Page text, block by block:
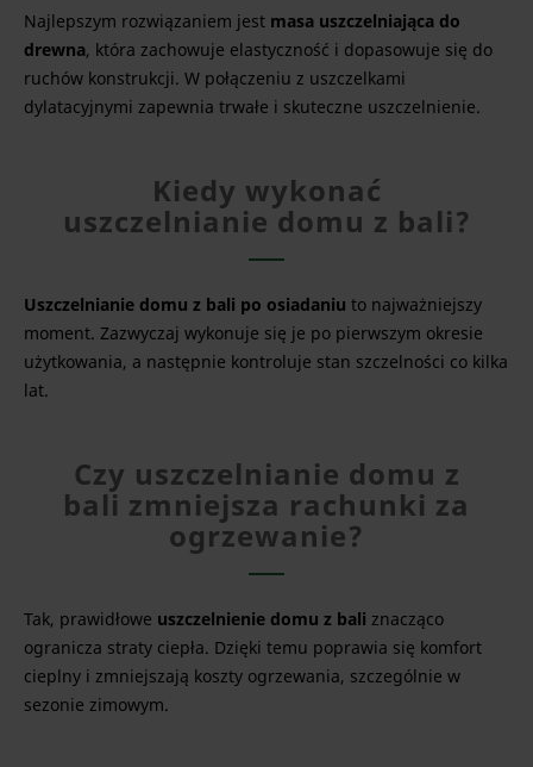
Najlepszym rozwiązaniem jest masa uszczelniająca do
drewna, która zachowuje elastyczność i dopasowuje się do
ruchów konstrukcji. W połączeniu z uszczelkami
dylatacyjnymi zapewnia trwałe i skuteczne uszczelnienie.
Kiedy wykonać
uszczelnianie domu z bali?
Uszczelnianie domu z bali po osiadaniu to najważniejszy
moment. Zazwyczaj wykonuje się je po pierwszym okresie
użytkowania, a następnie kontroluje stan szczelności co kilka
lat.
Czy uszczelnianie domu z
bali zmniejsza rachunki za
ogrzewanie?
Tak, prawidłowe uszczelnienie domu z bali znacząco
ogranicza straty ciepła. Dzięki temu poprawia się komfort
cieplny i zmniejszają koszty ogrzewania, szczególnie w
sezonie zimowym.